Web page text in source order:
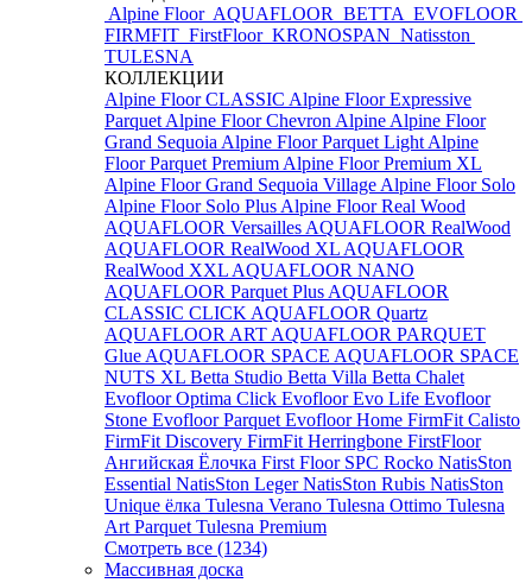
Alpine Floor AQUAFLOOR BETTA EVOFLOOR
FIRMFIT FirstFloor KRONOSPAN Natisston
TULESNA
КОЛЛЕКЦИИ
Alpine Floor CLASSIC Alpine Floor Expressive
Parquet Alpine Floor Chevron Alpine Alpine Floor
Grand Sequoia Alpine Floor Parquet Light Alpine
Floor Parquet Premium Alpine Floor Premium XL
Alpine Floor Grand Sequoia Village Alpine Floor Solo
Alpine Floor Solo Plus Alpine Floor Real Wood
AQUAFLOOR Versailles AQUAFLOOR RealWood
AQUAFLOOR RealWood XL AQUAFLOOR
RealWood XXL AQUAFLOOR NANO
AQUAFLOOR Parquet Plus AQUAFLOOR
CLASSIC CLICK AQUAFLOOR Quartz
AQUAFLOOR ART AQUAFLOOR PARQUET
Glue AQUAFLOOR SPACE AQUAFLOOR SPACE
NUTS XL Betta Studio Betta Villa Betta Chalet
Evofloor Optima Click Evofloor Evo Life Evofloor
Stone Evofloor Parquet Evofloor Home FirmFit Calisto
FirmFit Discovery FirmFit Herringbone FirstFloor
Ангийская Ёлочка First Floor SPC Rocko NatisSton
Essential NatisSton LegerNatisSton Rubis NatisSton
Unique ёлка Tulesna Verano Tulesna Ottimo Tulesna
Art Parquet Tulesna Premium
Смотреть все (1234)
Массивная доска